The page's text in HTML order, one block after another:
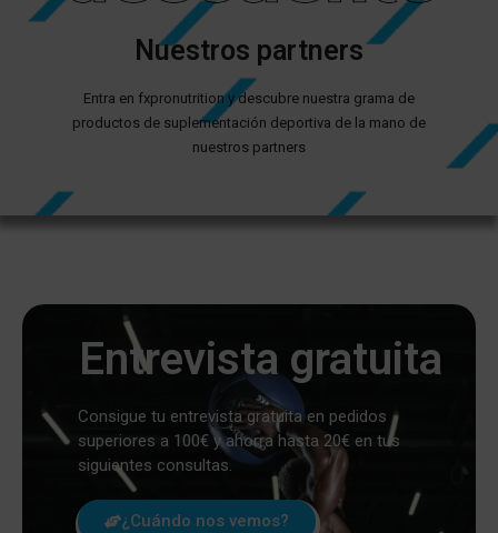
Nuestros partners
Entra en fxpronutrition y descubre nuestra grama de
productos de suplementación deportiva de la mano de
nuestros partners
Entrevista gratuita
Consigue tu entrevista gratuita en pedidos
superiores a 100€ y ahorra hasta 20€ en tus
siguientes consultas.
¿Cuándo nos vemos?